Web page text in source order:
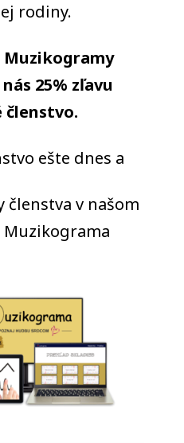
rodiny.
25% zľavu
členstvo.
ešte dnes a
členstva v našom